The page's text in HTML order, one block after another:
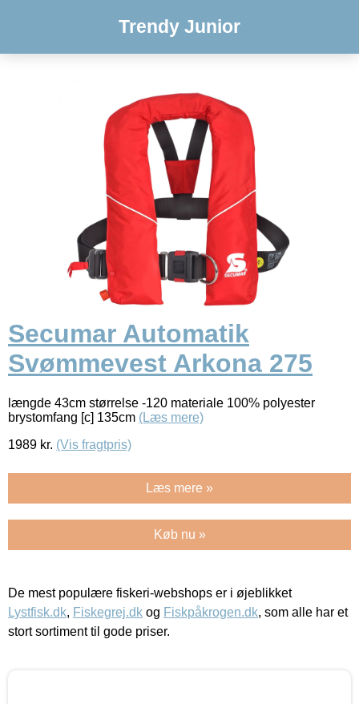
Trendy Junior
Secumar Automatik
Svømmevest Arkona 275
længde 43cm størrelse -120 materiale 100% polyester
brystomfang [c] 135cm (Læs mere)
1989 kr. (Vis fragtpris)
Læs mere »
Køb nu »
De mest populære fiskeri-webshops er i øjeblikket
Lystfisk.dk, Fiskegrej.dk og Fiskpåkrogen.dk, som alle har et
stort sortiment til gode priser.